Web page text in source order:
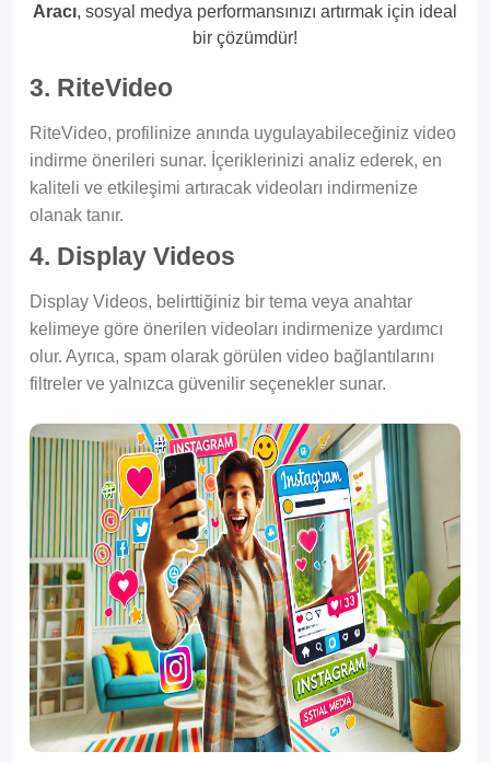
Aracı, sosyal medya performansınızı artırmak için ideal
bir çözümdür!
3. RiteVideo
RiteVideo, profilinize anında uygulayabileceğiniz video
indirme önerileri sunar. İçeriklerinizi analiz ederek, en
kaliteli ve etkileşimi artıracak videoları indirmenize
olanak tanır.
4. Display Videos
Display Videos, belirttiğiniz bir tema veya anahtar
kelimeye göre önerilen videoları indirmenize yardımcı
olur. Ayrıca, spam olarak görülen video bağlantılarını
filtreler ve yalnızca güvenilir seçenekler sunar.